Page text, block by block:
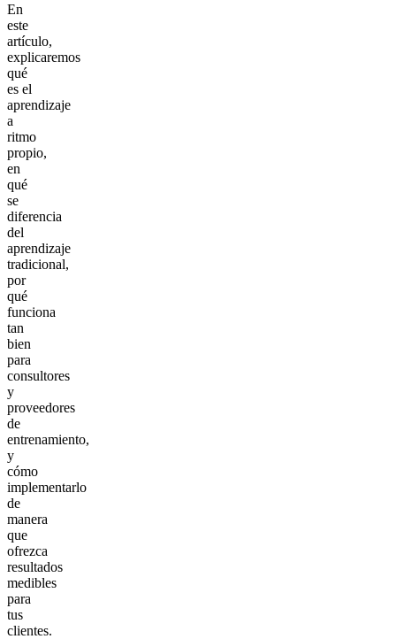
En
este
artículo,
explicaremos
qué
es el
aprendizaje
a
ritmo
propio,
en
qué
se
diferencia
del
aprendizaje
tradicional,
por
qué
funciona
tan
bien
para
consultores
y
proveedores
de
entrenamiento,
y
cómo
implementarlo
de
manera
que
ofrezca
resultados
medibles
para
tus
clientes.